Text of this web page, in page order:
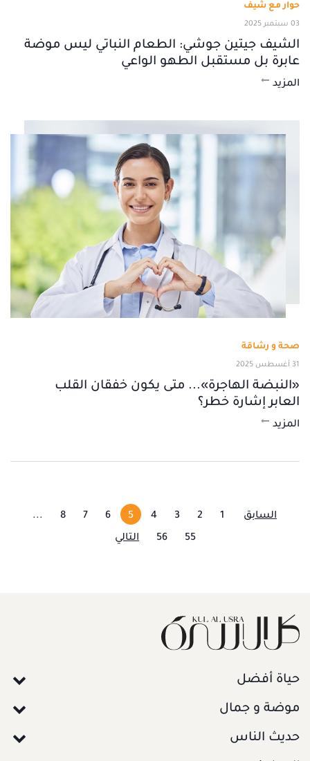
حوار مع شيف
03 سبتمبر 2025
الشيف جيتين جوشي: الطعام النباتي ليس موضة
عابرة بل مستقبل الطهو الواعي
المزيد
صحة و رشاقة
31 أغسطس 2025
«النبضة الهاجرة»... متى يكون خفقان القلب
العابر إشارة خطر؟
المزيد
السابق 1
2
3
4
5
6
7
8
...
55
56 التالي
حياة أفضل
موضة و جمال
حديث الناس